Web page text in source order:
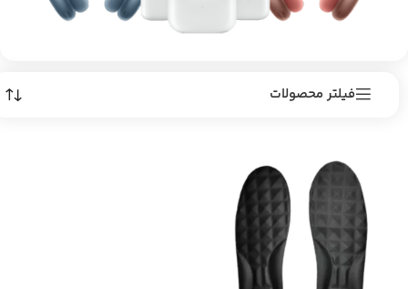
فیلتر محصولات